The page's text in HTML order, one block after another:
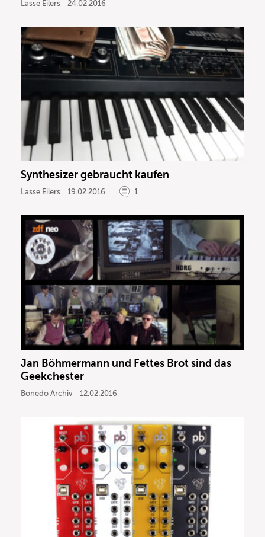
Lasse Eilers 24.02.2016
Synthesizer gebraucht kaufen
Lasse Eilers 19.02.2016 1
Jan Böhmermann und Fettes Brot sind das
Geekchester
Bonedo Archiv 12.02.2016